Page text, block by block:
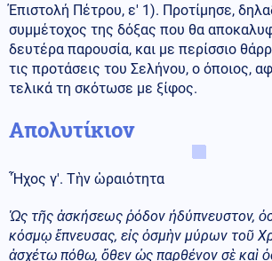
Έπιστολή Πέτρου, ε' 1). Προτίμησε,
συμμέτοχος της δόξας που θα
δευτέρα παρουσία, και με περίσσιο
τις προτάσεις του Σελήνου, ο όποιος,
τελικά τη σκότωσε με ξίφος.
Απολυτίκιον
Ἦχος γ'. Τὴν ὡραιότητα
Ὡς τῆς ἀσκήσεως ῥόδον ἡδύπνευστον,
κόσμῳ ἔπνευσας, εἰς ὀσμὴν μύρων τοῦ
ἀσχέτῳ πόθῳ, ὅθεν ὡς παρθένον σὲ καὶ